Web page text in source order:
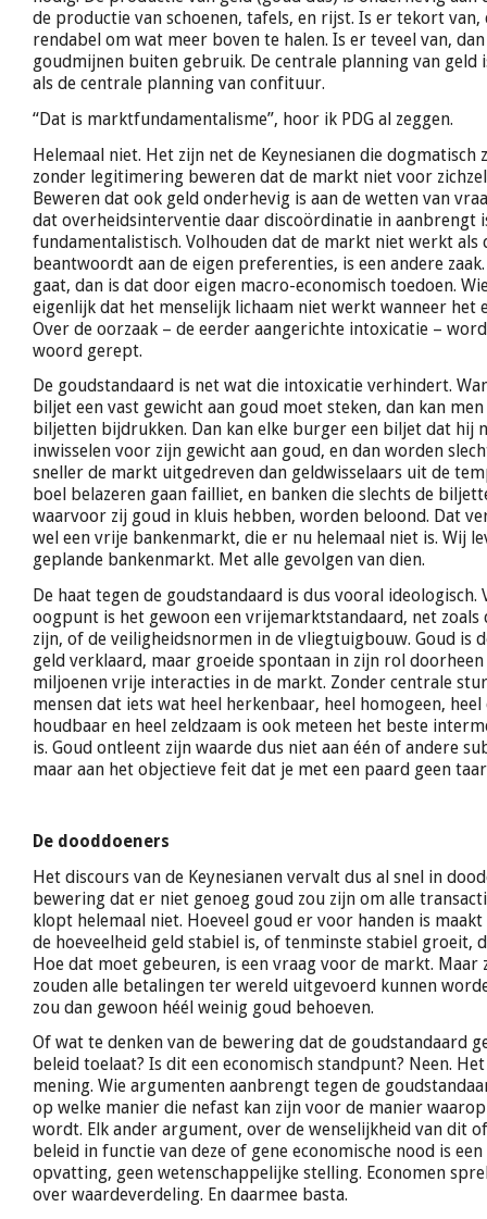
de productie van schoenen, tafels, en rijst. Is er tekort
rendabel om wat meer boven te halen. Is er teveel van,
goudmijnen buiten gebruik. De centrale planning van geld
als de centrale planning van confituur.
“Dat is marktfundamentalisme”, hoor ik PDG al zeggen.
Helemaal niet. Het zijn net de Keynesianen die dogmatisch
zonder legitimering beweren dat de markt niet voor
Beweren dat ook geld onderhevig is aan de wetten van
dat overheidsinterventie daar discoördinatie in aanbrengt
fundamentalistisch. Volhouden dat de markt niet werkt als
beantwoordt aan de eigen preferenties, is een andere
gaat, dan is dat door eigen macro-economisch toedoen.
eigenlijk dat het menselijk lichaam niet werkt wanneer het
Over de oorzaak – de eerder aangerichte intoxicatie –
woord gerept.
De goudstandaard is net wat die intoxicatie verhindert.
biljet een vast gewicht aan goud moet steken, dan kan
biljetten bijdrukken. Dan kan elke burger een biljet dat hij
inwisselen voor zijn gewicht aan goud, en dan worden
sneller de markt uitgedreven dan geldwisselaars uit de
boel belazeren gaan failliet, en banken die slechts de
waarvoor zij goud in kluis hebben, worden beloond. Dat
wel een vrije bankenmarkt, die er nu helemaal niet is. Wij
geplande bankenmarkt. Met alle gevolgen van dien.
De haat tegen de goudstandaard is dus vooral ideologisch.
oogpunt is het gewoon een vrijemarktstandaard, net zoals
zijn, of de veiligheidsnormen in de vliegtuigbouw. Goud is
geld verklaard, maar groeide spontaan in zijn rol
miljoenen vrije interacties in de markt. Zonder centrale
mensen dat iets wat heel herkenbaar, heel homogeen, heel
houdbaar en heel zeldzaam is ook meteen het beste
is. Goud ontleent zijn waarde dus niet aan één of andere
maar aan het objectieve feit dat je met een paard geen
De dooddoeners
Het discours van de Keynesianen vervalt dus al snel in
bewering dat er niet genoeg goud zou zijn om alle
klopt helemaal niet. Hoeveel goud er voor handen is
de hoeveelheid geld stabiel is, of tenminste stabiel groeit,
Hoe dat moet gebeuren, is een vraag voor de markt. Maar
zouden alle betalingen ter wereld uitgevoerd kunnen
zou dan gewoon héél weinig goud behoeven.
Of wat te denken van de bewering dat de goudstandaard
beleid toelaat? Is dit een economisch standpunt? Neen.
mening. Wie argumenten aanbrengt tegen de
op welke manier die nefast kan zijn voor de manier
wordt. Elk ander argument, over de wenselijkheid van dit
beleid in functie van deze of gene economische nood is
opvatting, geen wetenschappelijke stelling. Economen
over waardeverdeling. En daarmee basta.